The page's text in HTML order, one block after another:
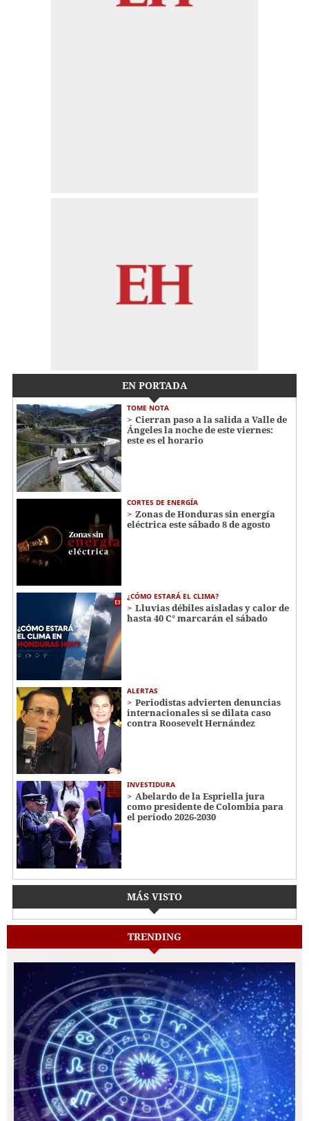
EN PORTADA
TOME NOTA
Cierran paso a la salida a Valle de
Ángeles la noche de este viernes:
este es el horario
CORTES DE ENERGÍA
Zonas de Honduras sin energía
eléctrica este sábado 8 de agosto
¿CÓMO ESTARÁ EL CLIMA?
Lluvias débiles aisladas y calor de
hasta 40 C° marcarán el sábado
ALERTAS
Periodistas advierten denuncias
internacionales si se dilata caso
contra Roosevelt Hernández
INVESTIDURA
Abelardo de la Espriella jura
como presidente de Colombia para
el periodo 2026-2030
MÁS VISTO
TRENDING